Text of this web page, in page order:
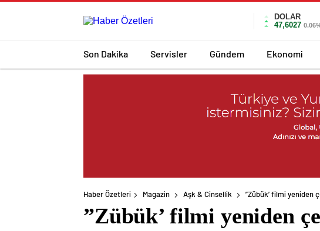
DOLAR
47,6027
Son Dakika Servisler Gündem Ekonomi
Haber Özetleri Magazin Aşk & Cinsellik ”Zübük’ filmi
”Zübük’ filmi yeniden